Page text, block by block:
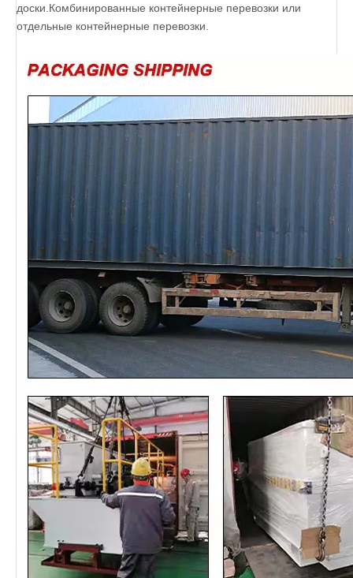
доски.Комбинированные контейнерные перевозки или
отдельные контейнерные перевозки.